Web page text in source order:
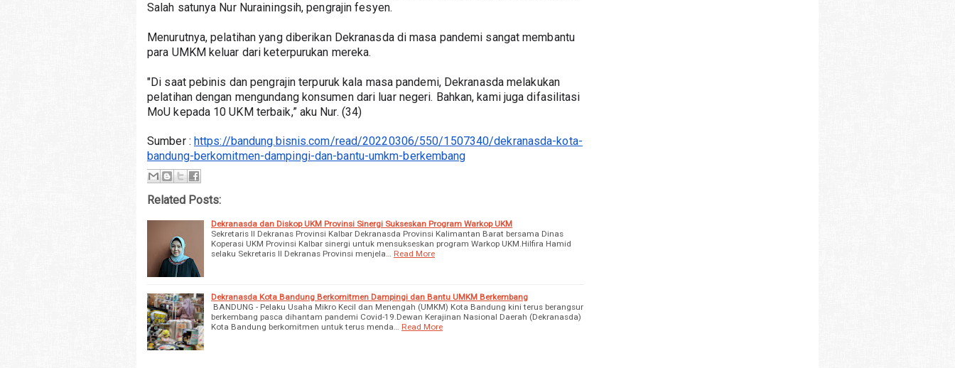
Salah satunya Nur Nurainingsih, pengrajin fesyen.
Menurutnya, pelatihan yang diberikan Dekranasda di masa pandemi sangat membantu
para UMKM keluar dari keterpurukan mereka.
"Di saat pebinis dan pengrajin terpuruk kala masa pandemi, Dekranasda melakukan
pelatihan dengan mengundang konsumen dari luar negeri. Bahkan, kami juga difasilitasi
MoU kepada 10 UKM terbaik,” aku Nur. (34)
Sumber : https://bandung.bisnis.com/read/20220306/550/1507340/dekranasda-kota-
bandung-berkomitmen-dampingi-dan-bantu-umkm-berkembang
Related Posts:
Dekranasda dan Diskop UKM Provinsi Sinergi Sukseskan Program Warkop UKM
Sekretaris II Dekranas Provinsi Kalbar Dekranasda Provinsi Kalimantan Barat bersama Dinas
Koperasi UKM Provinsi Kalbar sinergi untuk mensukseskan program Warkop UKM.Hilfira Hamid
selaku Sekretaris II Dekranas Provinsi menjela…
Read More
Dekranasda Kota Bandung Berkomitmen Dampingi dan Bantu UMKM Berkembang
BANDUNG - Pelaku Usaha Mikro Kecil dan Menengah (UMKM) Kota Bandung kini terus berangsur
berkembang pasca dihantam pandemi Covid-19.Dewan Kerajinan Nasional Daerah (Dekranasda)
Kota Bandung berkomitmen untuk terus menda…
Read More